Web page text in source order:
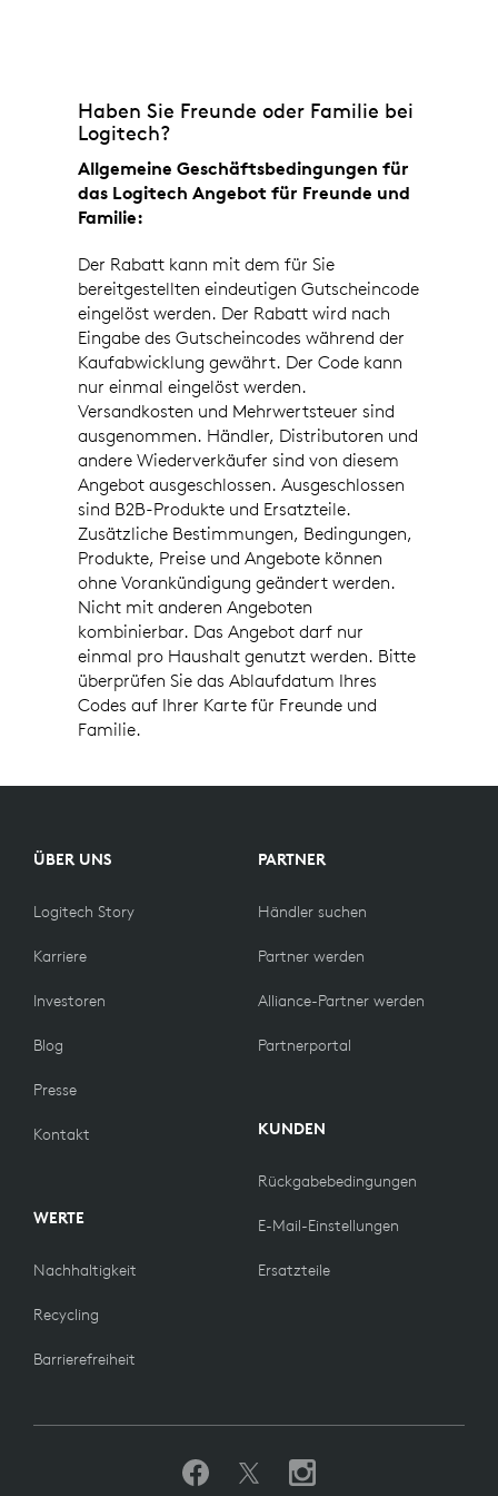
KAUFPROGRAMM
MITARBEITER
Haben Sie Freunde oder Familie bei
Logitech?
Allgemeine Geschäftsbedingungen für
das Logitech Angebot für Freunde und
Familie:
Der Rabatt kann mit dem für Sie
bereitgestellten eindeutigen Gutscheincode
eingelöst werden. Der Rabatt wird nach
Eingabe des Gutscheincodes während der
Kaufabwicklung gewährt. Der Code kann
nur einmal eingelöst werden.
Versandkosten und Mehrwertsteuer sind
ausgenommen. Händler, Distributoren und
andere Wiederverkäufer sind von diesem
Angebot ausgeschlossen. Ausgeschlossen
sind B2B-Produkte und Ersatzteile.
Zusätzliche Bestimmungen, Bedingungen,
Produkte, Preise und Angebote können
ohne Vorankündigung geändert werden.
Nicht mit anderen Angeboten
kombinierbar. Das Angebot darf nur
einmal pro Haushalt genutzt werden. Bitte
überprüfen Sie das Ablaufdatum Ihres
Codes auf Ihrer Karte für Freunde und
Familie.
ÜBER UNS
Logitech Story
Karriere
Investoren
Blog
Presse
Kontakt
WERTE
Nachhaltigkeit
Recycling
Barrierefreiheit
PARTNER
Händler suchen
Partner werden
Alliance-Partner werden
Partnerportal
KUNDEN
Rückgabebedingungen
E-Mail-Einstellungen
Ersatzteile